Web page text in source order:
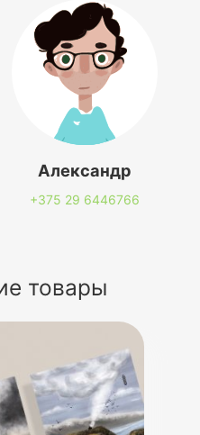
Александр
+375 29 6446766
товары